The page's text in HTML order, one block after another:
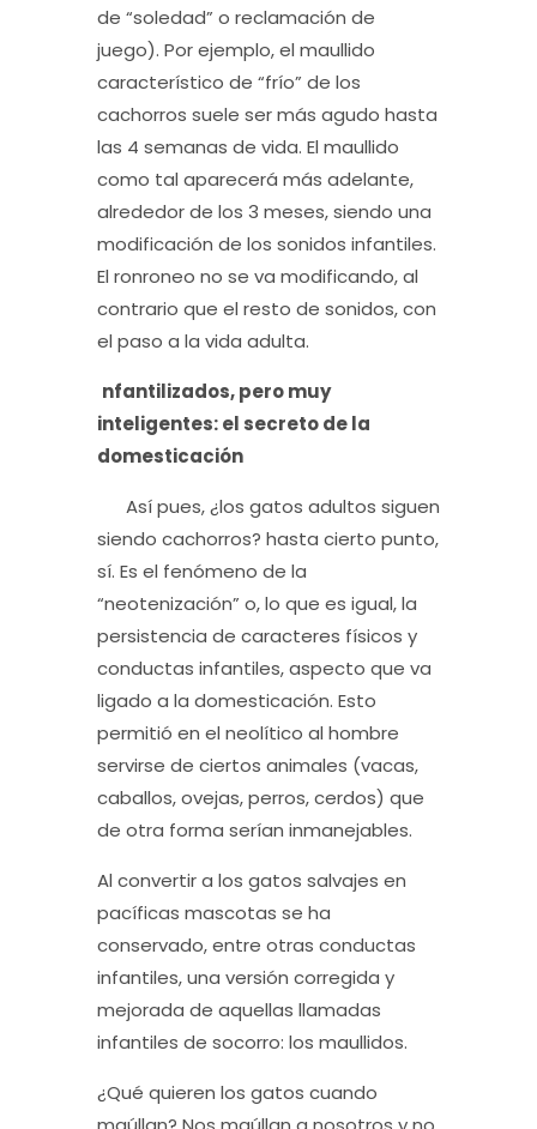
de “soledad” o reclamación de
juego). Por ejemplo, el maullido
característico de “frío” de los
cachorros suele ser más agudo hasta
las 4 semanas de vida. El maullido
como tal aparecerá más adelante,
alrededor de los 3 meses, siendo una
modificación de los sonidos infantiles.
El ronroneo no se va modificando, al
contrario que el resto de sonidos, con
el paso a la vida adulta.
nfantilizados, pero muy
inteligentes: el secreto de la
domesticación
Así pues,¿los gatos adultos siguen
siendo cachorros? hasta cierto punto,
sí. Es el fenómeno de la
“neotenización” o, lo que es igual, la
persistencia de caracteres físicos y
conductas infantiles, aspecto que va
ligado a la domesticación. Esto
permitió en el neolítico al hombre
servirse de ciertos animales (vacas,
caballos, ovejas, perros, cerdos) que
de otra forma serían inmanejables.
Al convertir a los gatos salvajes en
pacíficas mascotas se ha
conservado, entre otras conductas
infantiles, una versión corregida y
mejorada de aquellas llamadas
infantiles de socorro: los maullidos.
¿Qué quieren los gatos cuando